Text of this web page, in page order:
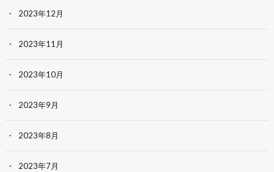
2023年12月
2023年11月
2023年10月
2023年9月
2023年8月
2023年7月